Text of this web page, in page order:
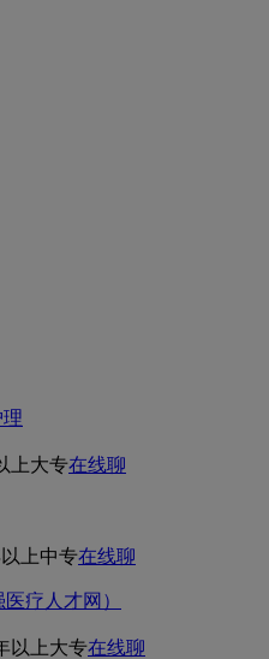
上大专在线聊
上中专在线聊
疗人才网）
以上大专在线聊